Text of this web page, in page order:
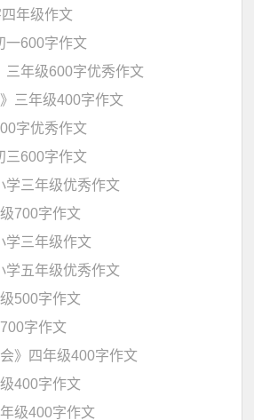
四年级作文
一600字作文
三年级600字优秀作文
三年级400字作文
字优秀作文
三600字作文
学三年级优秀作文
700字作文
学三年级作文
学五年级优秀作文
500字作文
字作文
》四年级400字作文
400字作文
级400字作文